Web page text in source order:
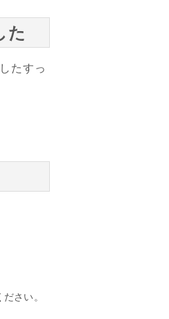
た
たすっ
さい。